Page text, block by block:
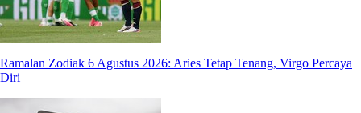
Ramalan Zodiak 6 Agustus 2026: Aries Tetap Tenang, Virgo Percaya
Diri